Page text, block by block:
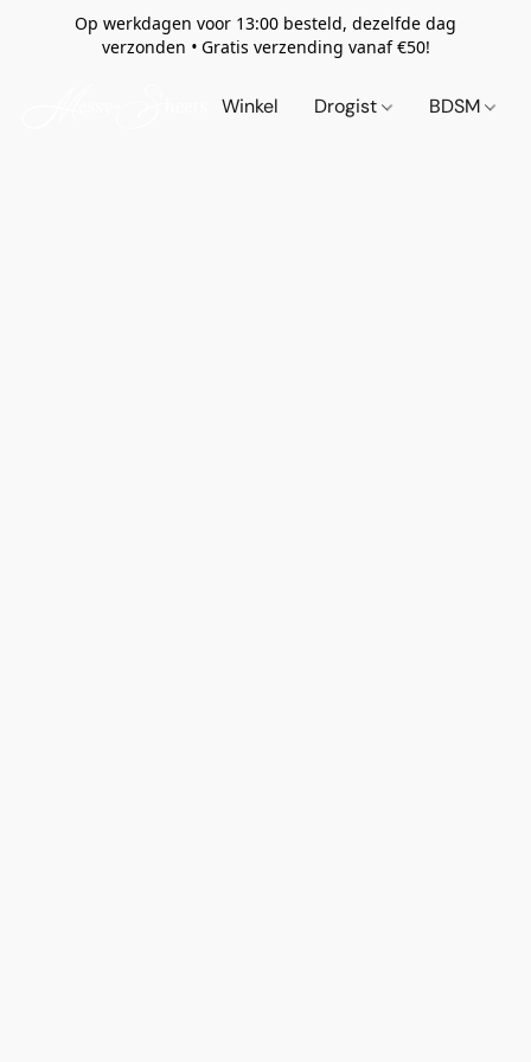
Op werkdagen voor 13:00 besteld, dezelfde dag
verzonden • Gratis verzending vanaf €50!
Winkel Drogist BDSM